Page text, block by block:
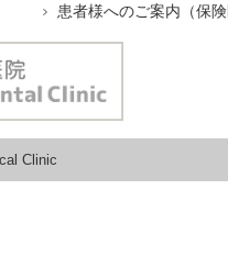
患者様へのご案内（保
Clinic